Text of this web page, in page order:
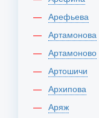
Арефьева
Артамонова
Артамоново
Артошичи
Архипова
Аряж